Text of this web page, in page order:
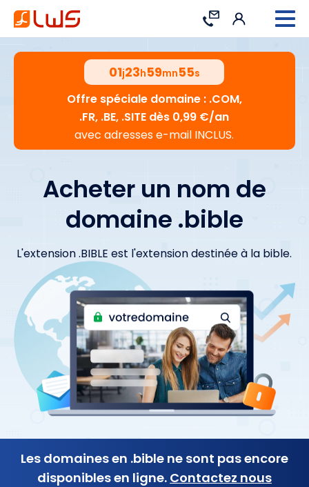
Contact Connexion
01j23h59mn54s
Offre spéciale domaine : .COM,
.FR, .BE, .SITE dès 0,99 €/an
avec adresses e-mail INCLUS.
Acheter un nom de
domaine .bible
L'extension .BIBLE est l'extension destinée à la bible.
Les domaines en .bible ne sont pas encore
disponibles en ligne. Contactez nous